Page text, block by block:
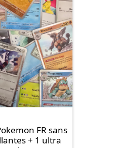
FR sans
+ 1 ultra